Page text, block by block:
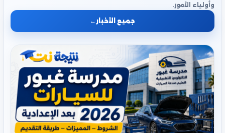
وأولياء الأمور.
جميع الأخبار ←